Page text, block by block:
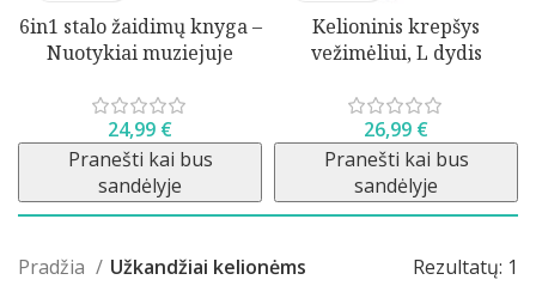
6in1 stalo žaidimų knyga –
Nuotykiai muziejuje
24,99 €
Pranešti kai bus
sandėlyje
Kelioninis krepšys
vežimėliui, L dydis
26,99 €
Pranešti kai bus
sandėlyje
Pradžia Užkandžiai kelionėms
Rezultatų: 1